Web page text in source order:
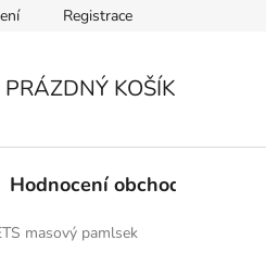
Registrace
PRÁZDNÝ KOŠÍK
Hodnocení obchodu
masový pamlsek